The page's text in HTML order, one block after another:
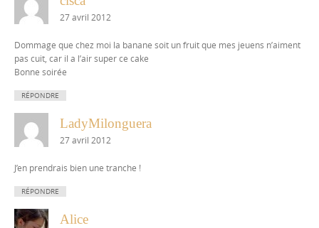
27 avril 2012
Dommage que chez moi la banane soit un fruit que mes jeuens n’aiment
pas cuit, car il a l’air super ce cake
Bonne soirée
RÉPONDRE
LadyMilonguera
27 avril 2012
J’en prendrais bien une tranche !
RÉPONDRE
Alice